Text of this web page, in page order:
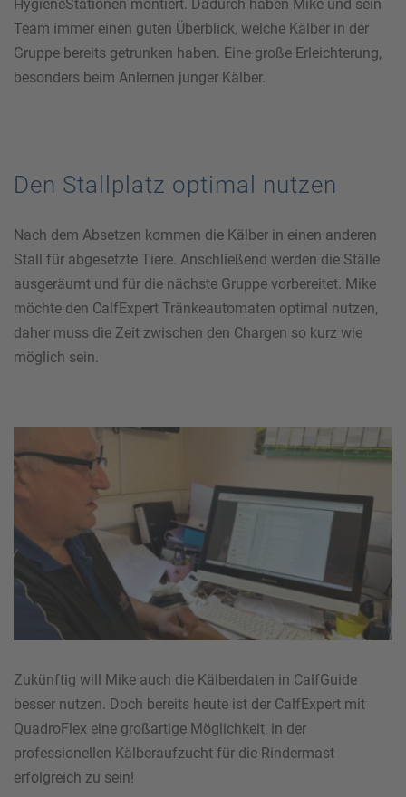
HygieneStationen montiert. Dadurch haben Mike und sein
Team immer einen guten Überblick, welche Kälber in der
Gruppe bereits getrunken haben. Eine große Erleichterung,
besonders beim Anlernen junger Kälber.
Den Stallplatz optimal nutzen
Nach dem Absetzen kommen die Kälber in einen anderen
Stall für abgesetzte Tiere. Anschließend werden die Ställe
ausgeräumt und für die nächste Gruppe vorbereitet. Mike
möchte den CalfExpert Tränkeautomaten optimal nutzen,
daher muss die Zeit zwischen den Chargen so kurz wie
möglich sein.
Zukünftig will Mike auch die Kälberdaten in CalfGuide
besser nutzen. Doch bereits heute ist der CalfExpert mit
QuadroFlex eine großartige Möglichkeit, in der
professionellen Kälberaufzucht für die Rindermast
erfolgreich zu sein!